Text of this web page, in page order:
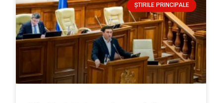
ȘTIRILE PRINCIPALE